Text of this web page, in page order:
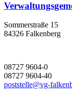
Sommerstraße 15
84326 Falkenberg
08727 9604-0
08727 9604-40
poststelle@vg-